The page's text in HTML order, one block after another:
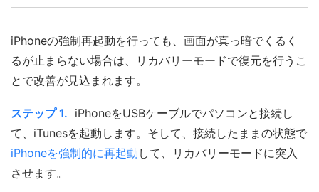
iPhoneの強制再起動を行っても、画面が真っ暗でくるく
るが止まらない場合は、リカバリーモードで復元を行うこ
とで改善が見込まれます。
ステップ 1. iPhoneをUSBケーブルでパソコンと接続し
て、iTunesを起動します。そして、接続したままの状態で
iPhoneを強制的に再起動 して、リカバリーモードに突入
させます。